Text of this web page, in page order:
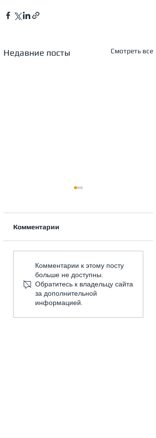
Недавние посты Смотреть все
На что обращать
внимание заказчику
при устройстве
вентиляции?
Комментарии
Комментарии к этому посту
больше не доступны.
Обратитесь к владельцу сайта
за дополнительной
информацией.